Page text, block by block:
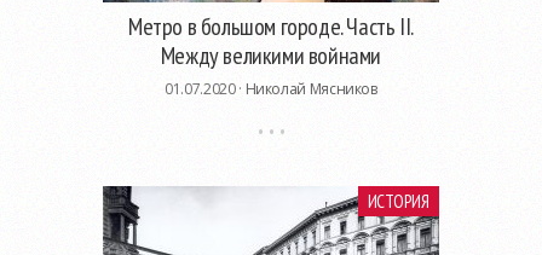
Метро в большом городе. Часть II.
Между великими войнами
01.07.2020 · Николай Мясников
ИСТОРИЯ